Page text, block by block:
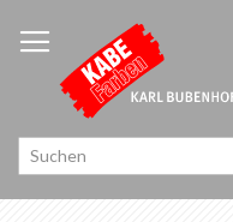
Inhalt
springen